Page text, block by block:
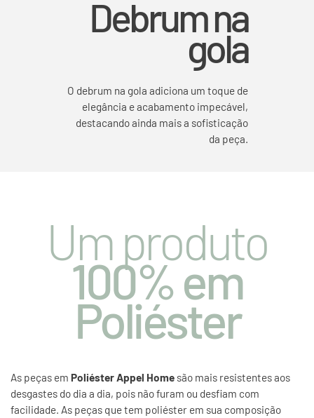
Debrum na
gola
O debrum na gola adiciona um toque de
elegância e acabamento impecável,
destacando ainda mais a sofisticação
da peça.
Um produto
100% em
Poliéster
As peças em Poliéster Appel Home são mais resistentes aos
desgastes do dia a dia, pois não furam ou desfiam com
facilidade. As peças que tem poliéster em sua composição